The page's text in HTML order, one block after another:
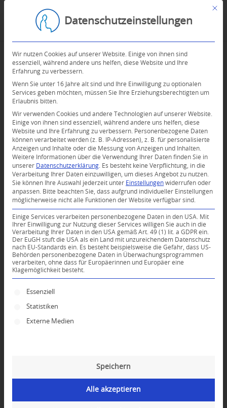
0
KOMMENTARE
Dein Kommentar
An Diskussion beteiligen?
Hinterlassen Sie uns Ihren Kommentar!
Name*
E-Mail-Adresse*
Mit
Datenschutzeinstellungen
Wir nutzen Cookies auf unserer Website. Einige von ihnen sind
essenziell, während andere uns helfen, diese Website und Ihre
Erfahrung zu verbessern.
Wenn Sie unter 16 Jahre alt sind und Ihre Einwilligung zu optionalen
Services geben möchten, müssen Sie Ihre Erziehungsberechtigten um
Erlaubnis bitten.
Wir verwenden Cookies und andere Technologien auf unserer Website.
Einige von ihnen sind essenziell, während andere uns helfen, diese
Website und Ihre Erfahrung zu verbessern.
Personenbezogene Daten
können verarbeitet werden (z. B. IP-Adressen), z. B. für personalisierte
Anzeigen und Inhalte oder die Messung von Anzeigen und Inhalten.
Weitere Informationen über die Verwendung Ihrer Daten finden Sie in
unserer Datenschutzerklärung
Es besteht keine Verpflichtung, in die
Verarbeitung Ihrer Daten einzuwilligen, um dieses Angebot zu nutzen.
Sie können Ihre Auswahl jederzeit unter Einstellungen widerrufen oder
anpassen.
Bitte beachten Sie, dass aufgrund individueller Einstellungen
möglicherweise nicht alle Funktionen der Website verfügbar sind.
Einige Services verarbeiten personenbezogene Daten in den USA. Mit
Ihrer Einwilligung zur Nutzung dieser Services willigen Sie auch in die
Verarbeitung Ihrer Daten in den USA gemäß Art. 49 (1) lit. a GDPR ein.
Der EuGH stuft die USA als ein Land mit unzureichendem Datenschutz
nach EU-Standards ein. Es besteht beispielsweise die Gefahr, dass US-
Behörden personenbezogene Daten in Überwachungsprogrammen
verarbeiten, ohne dass für Europäerinnen und Europäer eine
Klagemöglichkeit besteht.
Es folgt eine Liste der Service-Gruppen, für die
Essenziell
Statistiken
Externe Medien
Speichern
Alle akzeptieren